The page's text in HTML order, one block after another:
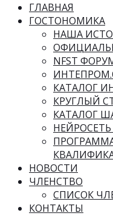
ГЛАВНАЯ
ГОСТОНОМИКА
НАША
NFST
КАТАЛОГ
КРУГЛЫЙ
КАТАЛОГ
НЕЙРОСЕТЬ
НОВОСТИ
ЧЛЕНСТВО
СПИСОК
КОНТАКТЫ